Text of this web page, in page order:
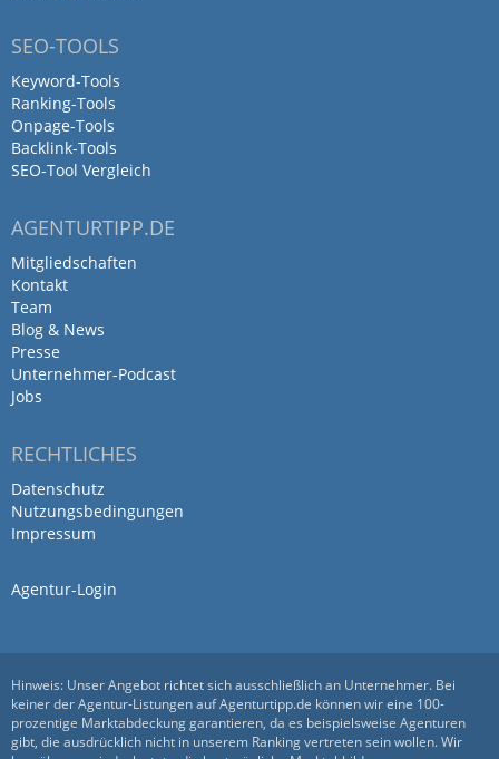
SEO-TOOLS
Keyword-Tools
Ranking-Tools
Onpage-Tools
Backlink-Tools
SEO-Tool Vergleich
AGENTURTIPP.DE
Mitgliedschaften
Kontakt
Team
Blog & News
Presse
Unternehmer-Podcast
Jobs
RECHTLICHES
Datenschutz
Nutzungsbedingungen
Impressum
Agentur-Login
Hinweis: Unser Angebot richtet sich ausschließlich an Unternehmer. Bei
keiner der Agentur-Listungen auf Agenturtipp.de können wir eine 100-
prozentige Marktabdeckung garantieren, da es beispielsweise Agenturen
gibt, die ausdrücklich nicht in unserem Ranking vertreten sein wollen. Wir